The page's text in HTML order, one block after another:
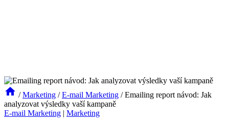
/ Marketing / E-mail Marketing / Emailing report návod: Jak
analyzovat výsledky vaší kampaně
E-mail Marketing | Marketing